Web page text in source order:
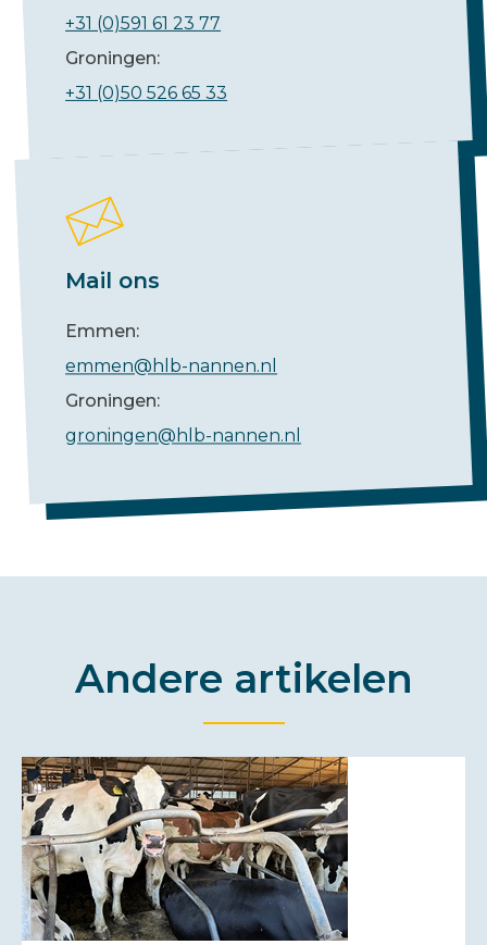
+31 (0)591 61 23 77
Groningen:
+31 (0)50 526 65 33
Mail ons
Emmen:
emmen@hlb-nannen.nl
Groningen:
groningen@hlb-nannen.nl
Andere artikelen